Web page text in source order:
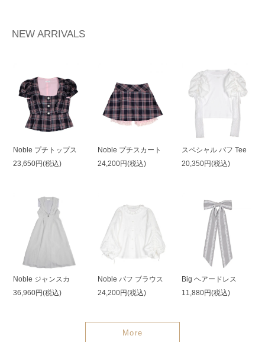
NEW ARRIVALS
Noble プチトップス
23,650円(税込)
Noble プチスカート
24,200円(税込)
スペシャル パフ Tee
20,350円(税込)
Noble ジャンスカ
36,960円(税込)
Noble パフ ブラウス
24,200円(税込)
Big ヘアードレス
11,880円(税込)
More